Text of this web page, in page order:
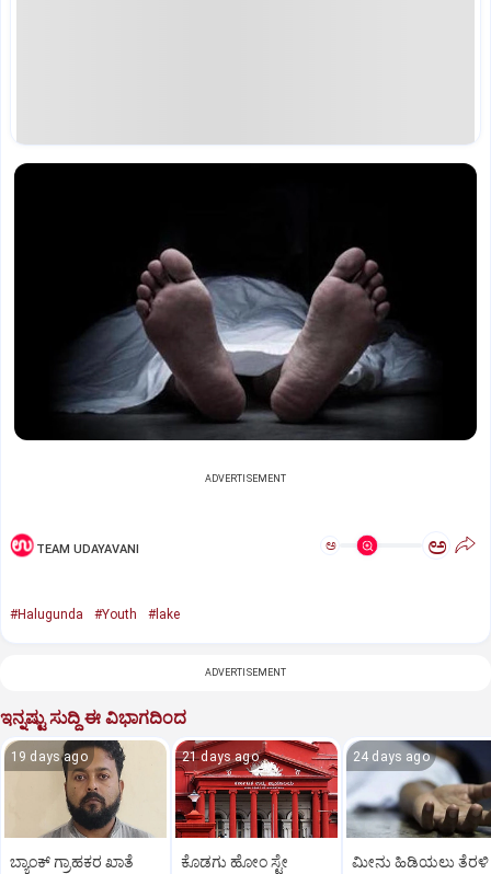
ADVERTISEMENT
TEAM UDAYAVANI ಅ ಅ
#Halugunda #Youth #lake
ADVERTISEMENT
ಇನ್ನಷ್ಟು ಸುದ್ದಿ ಈ ವಿಭಾಗದಿಂದ
19 days ago
ಬ್ಯಾಂಕ್ ಗ್ರಾಹಕರ ಖಾತೆ
21 days ago
ಕೊಡಗು ಹೋಂ ಸ್ಟೇ
24 days ago
ಮೀನು ಹಿಡಿಯಲು ತೆರಳಿ